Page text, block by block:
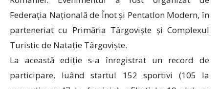
Federația Națională de Înot și Pentatlon Modern, în
parteneriat cu Primăria Târgoviște și Complexul
Turistic de Natație Târgoviște.
La această ediție s-a înregistrat un record de
participare, luând startul 152 sportivi (105 la